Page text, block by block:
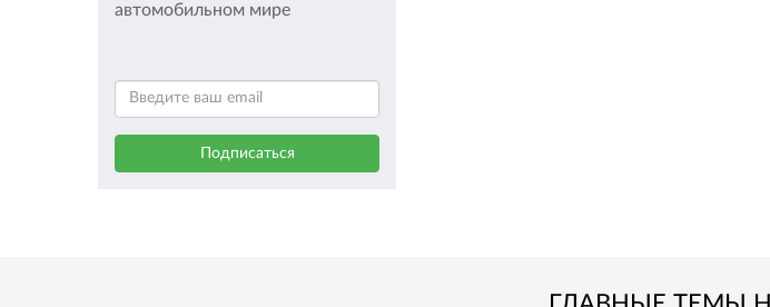
автомобильном мире